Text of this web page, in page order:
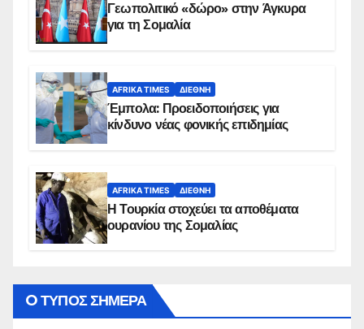
Γεωπολιτικό «δώρο» στην Άγκυρα
για τη Σομαλία
AFRIKA TIMES ΔΙΕΘΝΉ
Έμπολα: Προειδοποιήσεις για
κίνδυνο νέας φονικής επιδημίας
AFRIKA TIMES ΔΙΕΘΝΉ
Η Τουρκία στοχεύει τα αποθέματα
ουρανίου της Σομαλίας
O ΤΥΠΟΣ ΣΗΜΕΡΑ